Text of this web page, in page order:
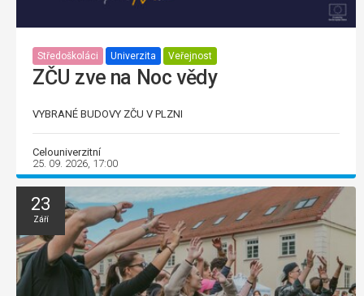
Středoškoláci Univerzita Veřejnost
ZČU zve na Noc vědy
VYBRANÉ BUDOVY ZČU V PLZNI
Celouniverzitní
25. 09. 2026, 17:00
23
Září